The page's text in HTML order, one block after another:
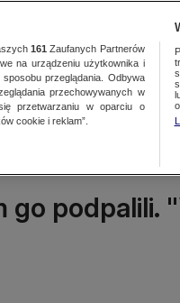
Więcej
go podpalili.
161 Zaufanych Partnerów
na urządzeniu użytkownika i
przeglądania. Odbywa
przechowywanych w
przetwarzaniu w oparciu o
cookie i reklam”.